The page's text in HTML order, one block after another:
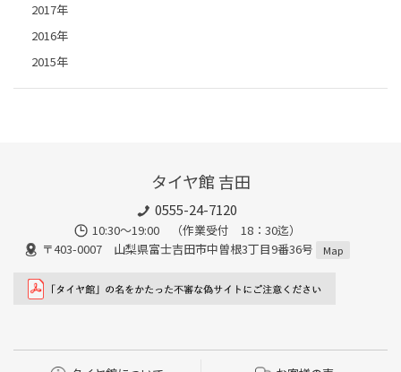
2017年
2016年
2015年
タイヤ館 吉田
0555-24-7120
10:30～19:00 （作業受付 18：30迄）
〒403-0007 山梨県富士吉田市中曽根3丁目9番36号
Map